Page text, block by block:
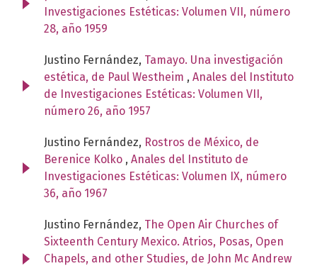
Investigaciones Estéticas: Volumen VII, número
28, año 1959
Justino Fernández, Tamayo. Una investigación
estética, de Paul Westheim , Anales del Instituto
de Investigaciones Estéticas: Volumen VII,
número 26, año 1957
Justino Fernández, Rostros de México, de
Berenice Kolko , Anales del Instituto de
Investigaciones Estéticas: Volumen IX, número
36, año 1967
Justino Fernández, The Open Air Churches of
Sixteenth Century Mexico. Atrios, Posas, Open
Chapels, and other Studies, de John Mc Andrew